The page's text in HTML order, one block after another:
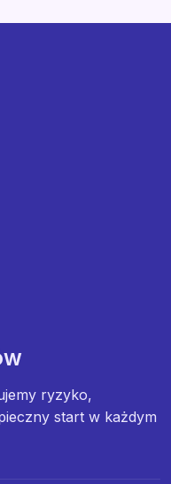
ryzyko,
start w każdym